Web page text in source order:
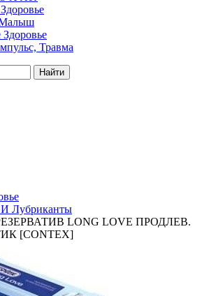
Травма
Найти
И Лубриканты
LONG LOVE ПРОДЛЕВ.
[CONTEX]